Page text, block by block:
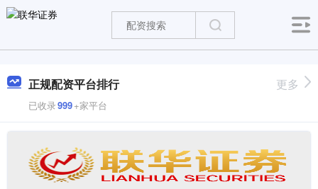
正规配资平台排行
已收录999+家平台
更多